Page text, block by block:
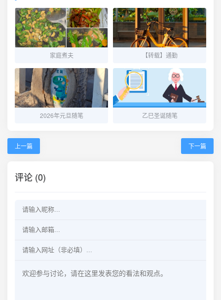
家庭煮夫 【转载】通勤
2026年元旦随笔 乙巳圣诞随笔
上一篇 下一篇
评论 (0)